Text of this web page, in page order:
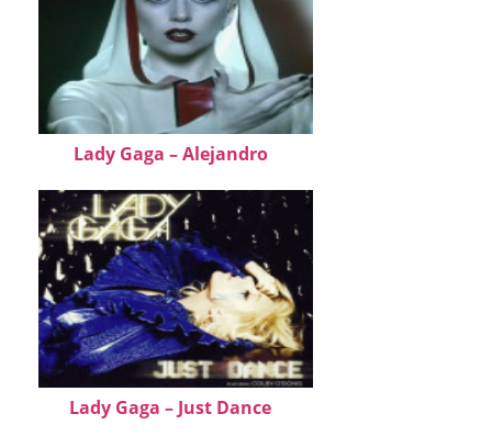
Lady Gaga – Alejandro
Lady Gaga – Just Dance